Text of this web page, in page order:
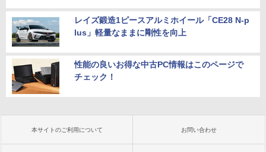
レイズ鍛造1ピースアルミホイール「CE28 N-p
lus」軽量なままに剛性を向上
性能の良いお得な中古PC情報はこのページで
チェック！
本サイトのご利用について お問い合わせ